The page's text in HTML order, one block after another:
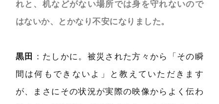
れと、机などがない場所では身を守れないので
はないか、とかなり不安になりました。
黒田
：たしかに。被災された方々から「その瞬
間は何もできないよ」と教えていただきます
が、まさにその状況が実際の映像からよく伝わ